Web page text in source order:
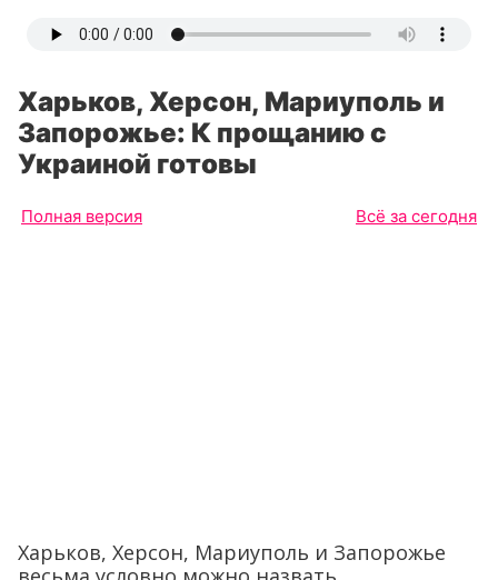
Харьков, Херсон, Мариуполь и
Запорожье: К прощанию с
Украиной готовы
Полная версия Всё за сегодня
Харьков, Херсон, Мариуполь и Запорожье